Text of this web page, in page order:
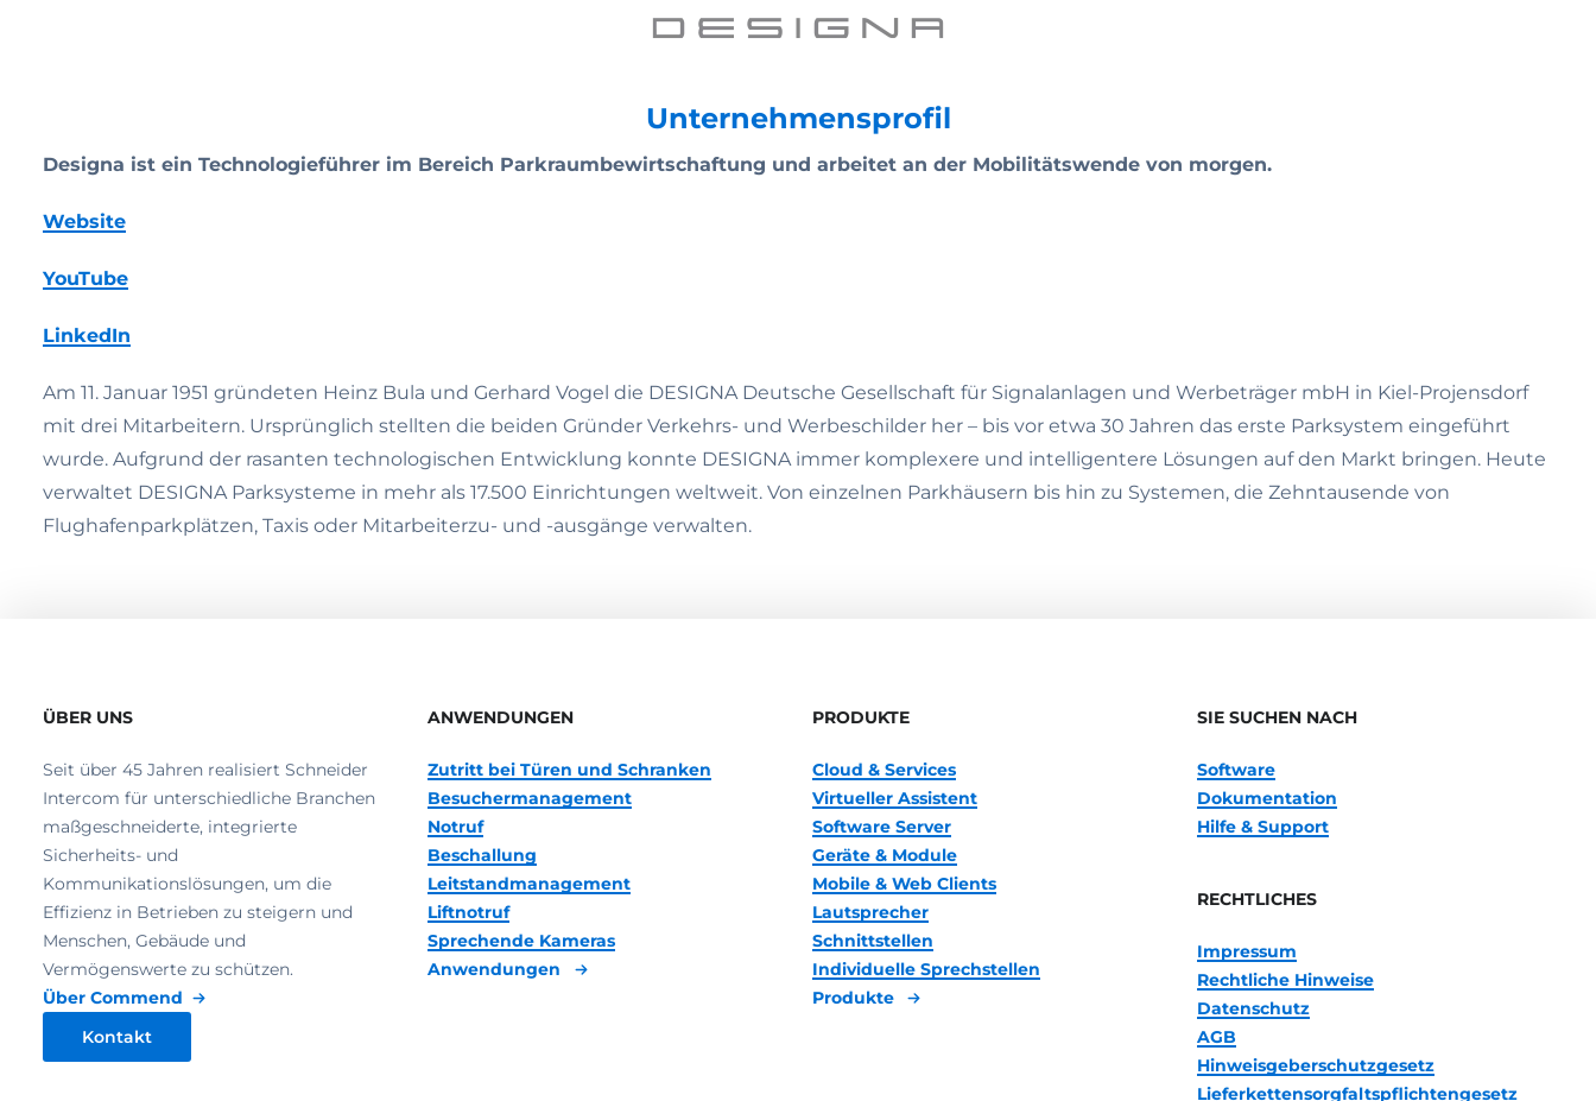
Unternehmensprofil
Designa ist ein Technologieführer im Bereich Parkraumbewirtschaftung und arbeitet an der Mobilitätswende von morgen.
Website
YouTube
LinkedIn
Am 11. Januar 1951 gründeten Heinz Bula und Gerhard Vogel die DESIGNA Deutsche Gesellschaft für Signalanlagen und Werbeträger mbH in Kiel-Projensdorf
mit drei Mitarbeitern. Ursprünglich stellten die beiden Gründer Verkehrs- und Werbeschilder her – bis vor etwa 30 Jahren das erste Parksystem eingeführt
wurde. Aufgrund der rasanten technologischen Entwicklung konnte DESIGNA immer komplexere und intelligentere Lösungen auf den Markt bringen. Heute
verwaltet DESIGNA Parksysteme in mehr als 17.500 Einrichtungen weltweit. Von einzelnen Parkhäusern bis hin zu Systemen, die Zehntausende von
Flughafenparkplätzen, Taxis oder Mitarbeiterzu- und -ausgänge verwalten.
ÜBER UNS
Seit über 45 Jahren realisiert Schneider
Intercom für unterschiedliche Branchen
maßgeschneiderte, integrierte
Sicherheits- und
Kommunikationslösungen, um die
Effizienz in Betrieben zu steigern und
Menschen, Gebäude und
Vermögenswerte zu schützen.
Über Commend
Kontakt
ANWENDUNGEN
Zutritt bei Türen und Schranken
Besuchermanagement
Notruf
Beschallung
Leitstandmanagement
Liftnotruf
Sprechende Kameras
Anwendungen
PRODUKTE
Cloud & Services
Virtueller Assistent
Software Server
Geräte & Module
Mobile & Web Clients
Lautsprecher
Schnittstellen
Individuelle Sprechstellen
Produkte
SIE SUCHEN NACH
Software
Dokumentation
Hilfe & Support
RECHTLICHES
Impressum
Rechtliche Hinweise
Datenschutz
AGB
Hinweisgeberschutzgesetz
Lieferkettensorgfaltspflichtengesetz